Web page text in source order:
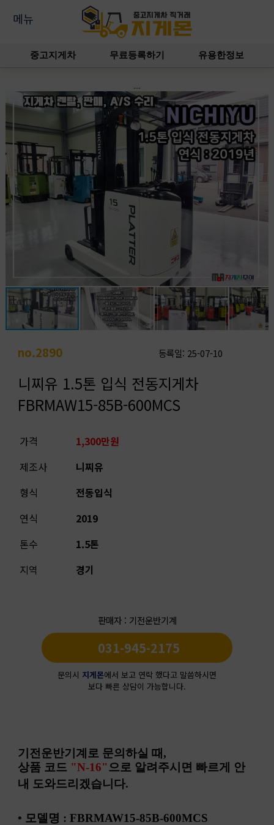
메뉴
중고지게차 무료등록하기 유용한정보
....
no.2890 등록일: 25-07-10
니찌유 1.5톤 입식 전동지게차
FBRMAW15-85B-600MCS
가격
1,300만원
제조사
니찌유
형식
전동입식
연식
2019
톤수
1.5톤
지역
경기
판매자 : 기전운반기계
031-945-2175
문의시 지게몬에서 보고 연락 했다고 말씀하시면
보다 빠른 상담이 가능합니다.
기전운반기계로 문의하실 때 ,
상품 코드 "N-16"으로 알려주시면 빠르게 안
내 도와드리겠습니다.
• 모델명 : FBRMAW15-85B-600MCS